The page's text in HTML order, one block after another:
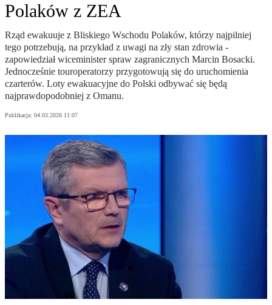
Polaków z ZEA
Rząd ewakuuje z Bliskiego Wschodu Polaków, którzy najpilniej
tego potrzebują, na przykład z uwagi na zły stan zdrowia -
zapowiedział wiceminister spraw zagranicznych Marcin Bosacki.
Jednocześnie touroperatorzy przygotowują się do uruchomienia
czarterów. Loty ewakuacyjne do Polski odbywać się będą
najprawdopodobniej z Omanu.
Publikacja: 04.03.2026 11:07